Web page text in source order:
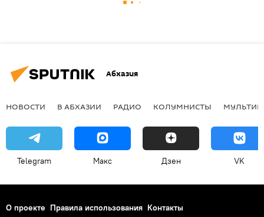
Абхазия
НОВОСТИ В АБХАЗИИ РАДИО КОЛУМНИСТЫ
Telegram Макс Дзен VK
О проекте Правила использования Контакты